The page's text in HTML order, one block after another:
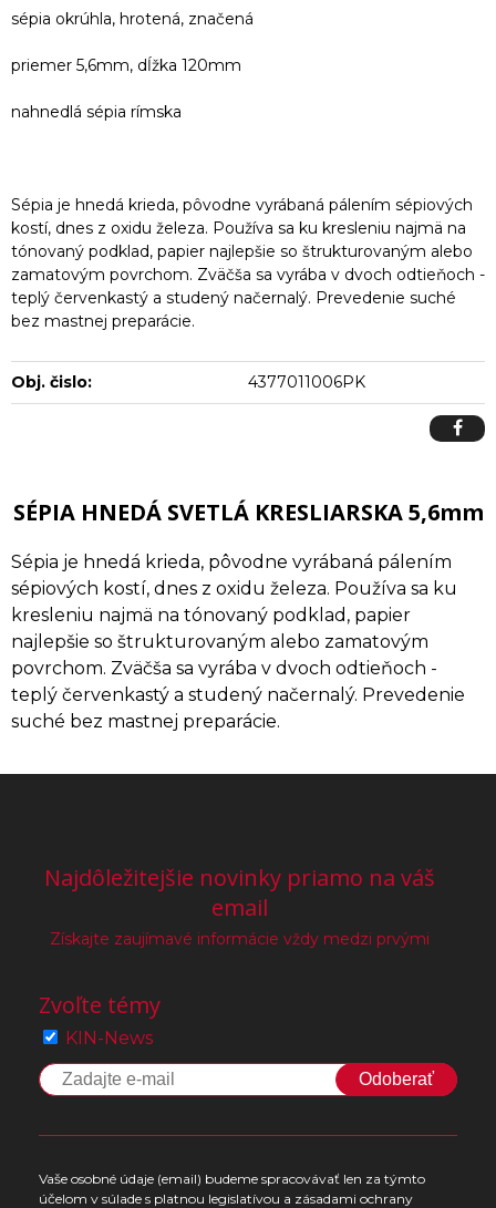
sépia okrúhla, hrotená, značená
priemer 5,6mm, dĺžka 120mm
nahnedlá sépia rímska
Sépia je hnedá krieda, pôvodne vyrábaná pálením sépiových
kostí, dnes z oxidu železa. Používa sa ku kresleniu najmä na
tónovaný podklad, papier najlepšie so štrukturovaným alebo
zamatovým povrchom. Zväčša sa vyrába v dvoch odtieňoch -
teplý červenkastý a studený načernalý. Prevedenie suché
bez mastnej preparácie.
Obj. čislo: 4377011006PK
SÉPIA HNEDÁ SVETLÁ KRESLIARSKA 5,6mm
Sépia je hnedá krieda, pôvodne vyrábaná pálením
sépiových kostí, dnes z oxidu železa. Používa sa ku
kresleniu najmä na tónovaný podklad, papier
najlepšie so štrukturovaným alebo zamatovým
povrchom. Zväčša sa vyrába v dvoch odtieňoch -
teplý červenkastý a studený načernalý. Prevedenie
suché bez mastnej preparácie.
Najdôležitejšie novinky priamo na váš
email
Získajte zaujímavé informácie vždy medzi prvými
Zvoľte témy
KIN-News
Odoberať
Vaše osobné údaje (email) budeme spracovávať len za týmto
účelom v súlade s platnou legislatívou a zásadami ochrany